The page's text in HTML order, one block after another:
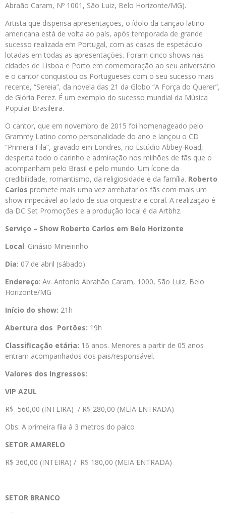
Abraão Caram, Nº 1001, São Luiz, Belo Horizonte/MG).
Artista que dispensa apresentações, o ídolo da canção latino-
americana está de volta ao país, após temporada de grande
sucesso realizada em Portugal, com as casas de espetáculo
lotadas em todas as apresentações. Foram cinco shows nas
cidades de Lisboa e Porto em comemoração ao seu aniversário
e o cantor conquistou os Portugueses com o seu sucesso mais
recente, “Sereia”, da novela das 21 da Globo “A Força do Querer”,
de Glória Perez. É um exemplo do sucesso mundial da Música
Popular Brasileira.
O cantor, que em novembro de 2015 foi homenageado pelo
Grammy Latino como personalidade do ano e lançou o CD
“Primera Fila”, gravado em Londres, no Estúdio Abbey Road,
desperta todo o carinho e admiração nos milhões de fãs que o
acompanham pelo Brasil e pelo mundo. Um ícone da
credibilidade, romantismo, da religiosidade e da família. Roberto
Carlos promete mais uma vez arrebatar os fãs com mais um
show impecável ao lado de sua orquestra e coral. A realização é
da DC Set Promoções e a produção local é da Artbhz.
Serviço – Show Roberto Carlos em Belo Horizonte
Local: Ginásio Mineirinho
Dia: 07 de abril (sábado)
Endereço: Av. Antonio Abrahão Caram, 1000, São Luiz, Belo
Horizonte/MG
Início do show: 21h
Abertura dos Portões: 19h
Classificação etária: 16 anos. Menores a partir de 05 anos
entram acompanhados dos pais/responsável.
Valores dos Ingressos:
VIP AZUL
R$ 560,00 (INTEIRA) / R$ 280,00 (MEIA ENTRADA)
Obs: A primeira fila à 3 metros do palco
SETOR AMARELO
R$ 360,00 (INTEIRA) / R$ 180,00 (MEIA ENTRADA)
SETOR BRANCO